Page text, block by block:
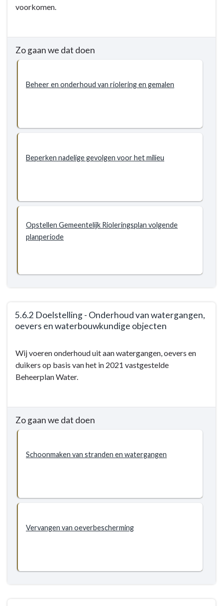
Doelstellingen
Doelstellingen
Doelstelling
stedelijk
voorkomen.
Zo gaan we dat doen
Beheer en onderhoud van riolering en gemalen
Beperken nadelige gevolgen voor het milieu
Opstellen Gemeentelijk Rioleringsplan volgende
planperiode
5.6.2 Doelstelling - Onderhoud van watergangen,
oevers en waterbouwkundige objecten
naar
navigatie
water
Doelstellingen
waterbouwkundige
Wij voeren onderhoud uit aan watergangen, oevers en
duikers op basis van het in 2021 vastgestelde
Beheerplan Water.
Zo gaan we dat doen
Schoonmaken van stranden en watergangen
Vervangen van oeverbescherming